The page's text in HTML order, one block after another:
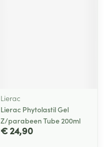
Lierac
Lierac Phytolastil Gel
Z/parabeen Tube 200ml
€ 24,90